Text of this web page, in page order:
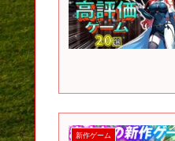
新作ゲーム